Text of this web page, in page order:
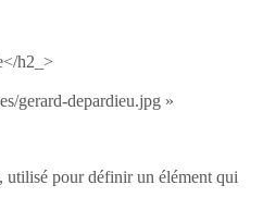
h2_>
gerard-depardieu.jpg »
utilisé pour définir un élément qui